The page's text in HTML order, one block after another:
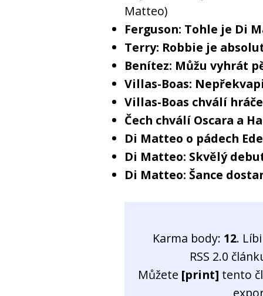
Matteo)
Ferguson: Tohle je Di
Terry: Robbie je
Benítez: Můžu vyhrát
Villas-Boas:
Villas-Boas chválí
Čech chválí Oscara a
Di Matteo o pádech
Di Matteo: Skvělý
Di Matteo: Šance
Karma body: 12.
RSS 2.0
Můžete [print] tento